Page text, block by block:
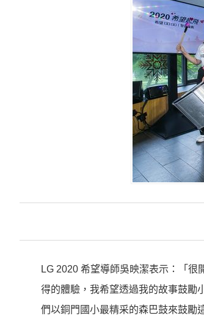
LG 2020 希望導師吳映潔表示：「
得的體驗，我希望透過我的故事鼓勵
們以銅門國小最精采的森巴鼓來鼓勵